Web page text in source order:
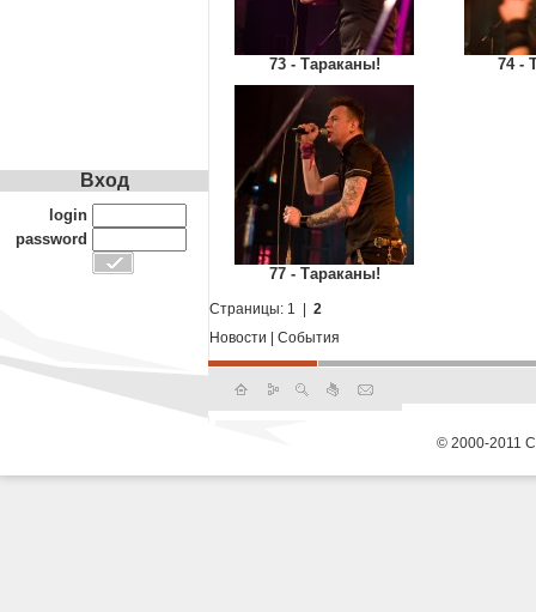
73 - Тараканы! 74 -
77 - Тараканы!
Страницы: 1 | 2
Новости
События
Вход
login
password
© 2000-2011